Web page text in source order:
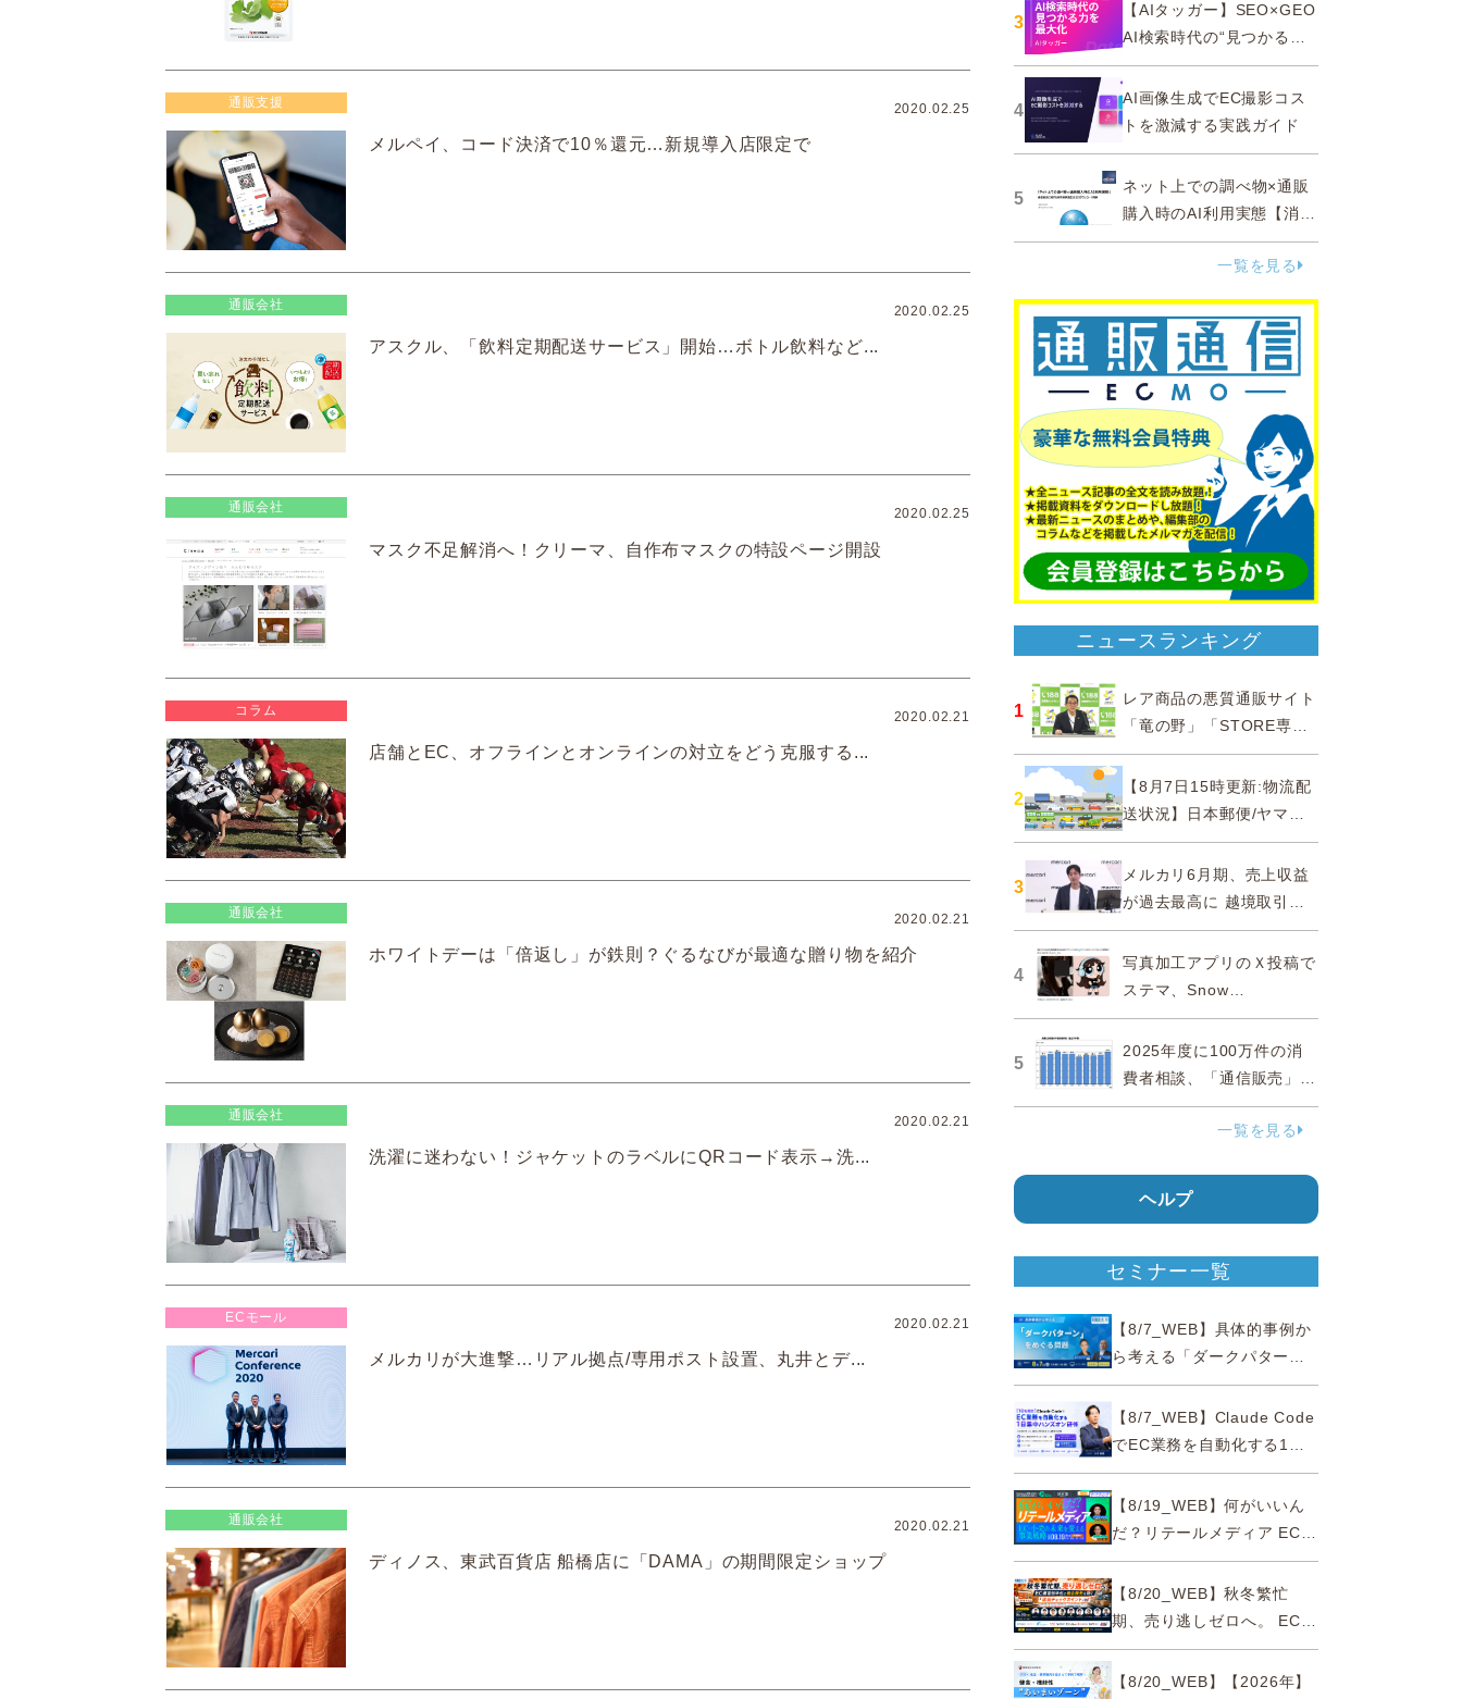
通販支援 2020.02.25
メルペイ、コード決済で10％還元…新規導入店限定で
通販会社 2020.02.25
アスクル、「飲料定期配送サービス」開始…ボトル飲料など...
通販会社 2020.02.25
マスク不足解消へ！クリーマ、自作布マスクの特設ページ開設
コラム 2020.02.21
店舗とEC、オフラインとオンラインの対立をどう克服する...
通販会社 2020.02.21
ホワイトデーは「倍返し」が鉄則？ぐるなびが最適な贈り物を紹介
通販会社 2020.02.21
洗濯に迷わない！ジャケットのラベルにQRコード表示→洗...
ECモール 2020.02.21
メルカリが大進撃…リアル拠点/専用ポスト設置、丸井とデ...
通販会社 2020.02.21
ディノス、東武百貨店 船橋店に「DAMA」の期間限定ショップ
3
【AIタッガー】SEO×GEO
AI検索時代の“見つかる
力”を最大化
4
AI画像生成でEC撮影コス
トを激減する実践ガイド
5
ネット上での調べ物×通販
購入時のAI利用実態【消費
者調査 2025】
一覧を見る
ニュースランキング
1
レア商品の悪質通販サイト
「竜の野」「STORE専門
ショップ」などに注意…消
費者庁
2
【8月7日15時更新:物流配
送状況】日本郵便/ヤマト
運輸/佐川急便/西濃運輸/福
山通運
3
メルカリ6月期、売上収益
が過去最高に 越境取引が
急成長
4
写真加工アプリのＸ投稿で
ステマ、Snow
Corporationと日本法人に
措置命令
5
2025年度に100万件の消
費者相談、「通信販売」が
38.0％占める…国民生活セ
一覧を見る
ヘルプ
セミナー一覧
【8/7_WEB】具体的事例か
ら考える「ダークパター
ン」をめぐる問題【薬事法
広告研究所×通販通信
ECMO】
【8/7_WEB】Claude Code
でEC業務を自動化する1日
集中ハンズオン研修【10名
限定・東京三田】
【8/19_WEB】何がいいん
だ？リテールメディア EC・
小売の未来を変える事業戦
略【8/20_WEB】秋冬繁忙
期、売り逃しゼロへ。 EC運
営効率化と機会損失を防ぐ
『直前チェックポイント』
【8/20_WEB】【2026年】